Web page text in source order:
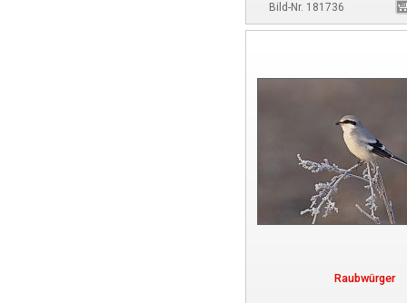
Bild-Nr. 181736
Raubwürger